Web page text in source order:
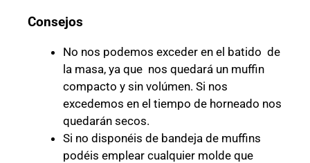
Consejos
No nos podemos exceder en el batido de
la masa, ya que nos quedará un muffin
compacto y sin volúmen. Si nos
excedemos en el tiempo de horneado nos
quedarán secos.
Si no disponéis de bandeja de muffins
podéis emplear cualquier molde que